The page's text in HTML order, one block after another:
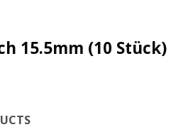
15.5mm (10 Stück)